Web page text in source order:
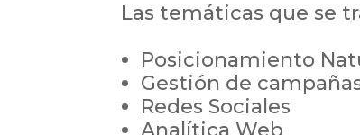
Las temáticas que se
Posicionamiento
Gestión de
Redes Sociales